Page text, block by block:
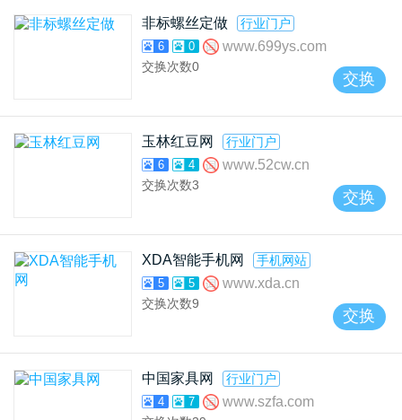
非标螺丝定做 行业门户
6 0 www.699ys.com
交换次数0
交换
玉林红豆网 行业门户
6 4 www.52cw.cn
交换次数3
交换
XDA智能手机网 手机网站
5 5 www.xda.cn
交换次数9
交换
中国家具网 行业门户
4 7 www.szfa.com